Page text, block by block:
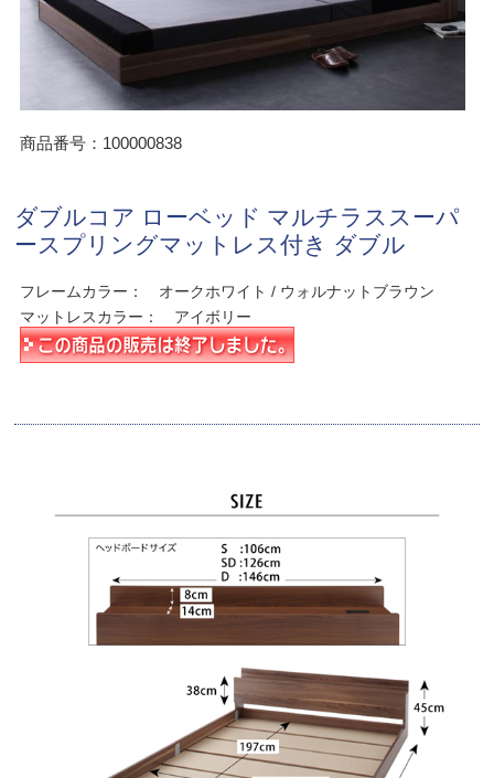
商品番号：100000838
ダブルコア ローベッド マルチラススーパ
ースプリングマットレス付き ダブル
フレームカラー： オークホワイト / ウォルナットブラウン
マットレスカラー： アイボリー